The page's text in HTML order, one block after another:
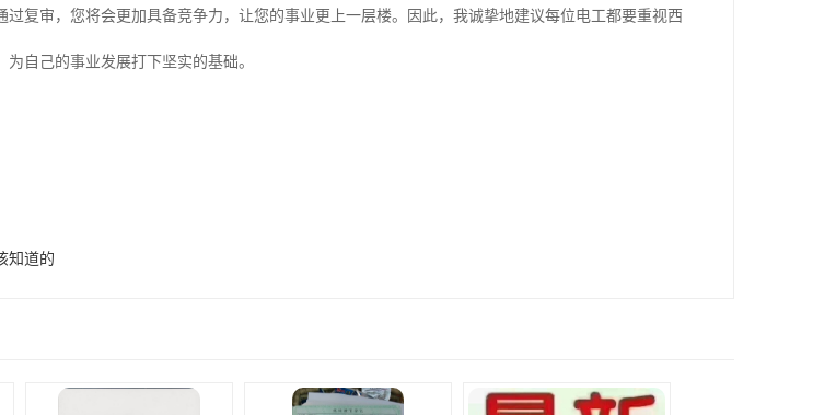
复审，您将会更加具备竞争力，让您的事业更上一层楼。因此，我诚挚地建议每位电工都要重视西
自己的事业发展打下坚实的基础。
知道的